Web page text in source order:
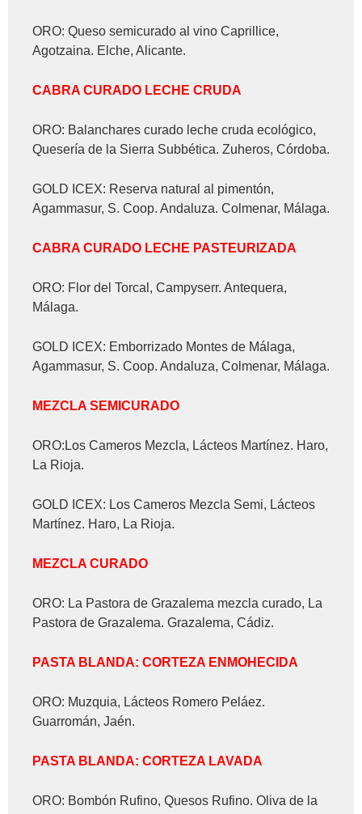
ORO: Queso semicurado al vino Caprillice,
Agotzaina. Elche, Alicante.
CABRA CURADO LECHE CRUDA
ORO: Balanchares curado leche cruda ecológico,
Quesería de la Sierra Subbética. Zuheros, Córdoba.
GOLD ICEX: Reserva natural al pimentón,
Agammasur, S. Coop. Andaluza. Colmenar, Málaga.
CABRA CURADO LECHE PASTEURIZADA
ORO: Flor del Torcal, Campyserr. Antequera,
Málaga.
GOLD ICEX: Emborrizado Montes de Málaga,
Agammasur, S. Coop. Andaluza, Colmenar, Málaga.
MEZCLA SEMICURADO
ORO:Los Cameros Mezcla, Lácteos Martínez. Haro,
La Rioja.
GOLD ICEX: Los Cameros Mezcla Semi, Lácteos
Martínez. Haro, La Rioja.
MEZCLA CURADO
ORO: La Pastora de Grazalema mezcla curado, La
Pastora de Grazalema. Grazalema, Cádiz.
PASTA BLANDA: CORTEZA ENMOHECIDA
ORO: Muzquia, Lácteos Romero Peláez.
Guarromán, Jaén.
PASTA BLANDA: CORTEZA LAVADA
ORO: Bombón Rufino, Quesos Rufino. Oliva de la